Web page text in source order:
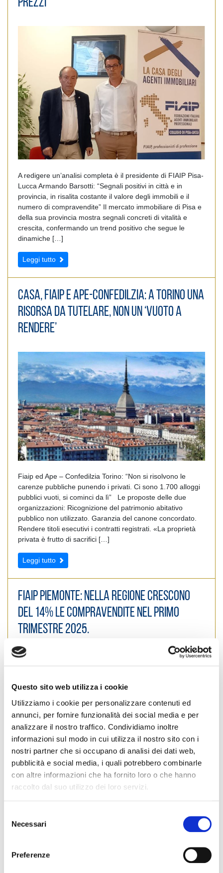
Questo sito web utilizza i cookie
Utilizziamo i cookie per personalizzare contenuti ed
annunci, per fornire funzionalità dei social media e per
analizzare il nostro traffico. Condividiamo inoltre
informazioni sul modo in cui utilizza il nostro sito con i
nostri partner che si occupano di analisi dei dati web,
pubblicità e social media, i quali potrebbero combinarle
con altre informazioni che ha fornito loro o che hanno
raccolto dal suo utilizzo dei loro servizi.
Necessari
Preferenze
prezzi
A redigere un’analisi completa è il presidente di FIAIP Pisa-
Lucca Armando Barsotti: “Segnali positivi in città e in
provincia, in risalita costante il valore degli immobili e il
numero di compravendite” Il mercato immobiliare di Pisa e
della sua provincia mostra segnali concreti di vitalità e
crescita, confermando un trend positivo che segue le
dinamiche […]
Leggi tutto
Casa, Fiaip e Ape-Confedilzia: A Torino una
risorsa da tutelare, non un ‘vuoto a
rendere’
Fiaip ed Ape – Confedilzia Torino: “Non si risolvono le
carenze pubbliche punendo i privati. Ci sono 1.700 alloggi
pubblici vuoti, si cominci da lì” Le proposte delle due
organizzazioni: Ricognizione del patrimonio abitativo
pubblico non utilizzato. Garanzia del canone concordato.
Rendere titoli esecutivi i contratti registrati. «La proprietà
privata è frutto di sacrifici […]
Leggi tutto
Fiaip Piemonte: Nella regione crescono
del 14% le compravendite nel primo
trimestre 2025.
In Piemonte vendute 15.537 case: Cuneo in testa (+38%),
mercato immobiliare in Piemonte apre il 2025 con un
Leggi tutto